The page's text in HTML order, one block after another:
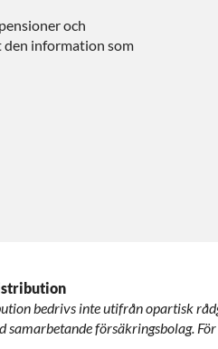
och
den information som
bedrivs inte utifrån opartisk
samarbetande försäkringsbolag.